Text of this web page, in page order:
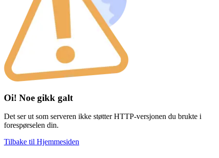
Oi! Noe gikk galt
Det ser ut som serveren ikke støtter HTTP-versjonen du brukte i
forespørselen din.
Tilbake til Hjemmesiden